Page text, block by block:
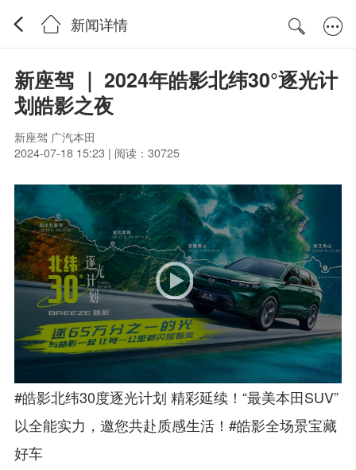
新闻详情
新座驾 ｜ 2024年皓影北纬30°逐光计
划皓影之夜
新座驾 广汽本田
2024-07-18 15:23 | 阅读：30725
#皓影北纬30度逐光计划 精彩延续！“最美本田SUV”
以全能实力，邀您共赴质感生活！#皓影全场景宝藏
好车